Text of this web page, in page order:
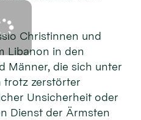
Christinnen und
Libanon in den
Männer, die sich unter
trotz zerstörter
Unsicherheit oder
Dienst der Ärmsten